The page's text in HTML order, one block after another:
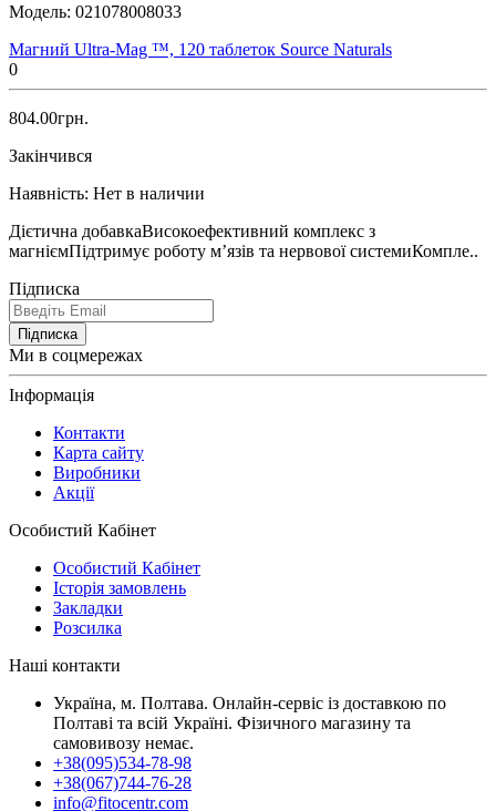
Модель: 021078008033
Магний Ultra-Mag ™, 120 таблеток Source Naturals
0
804.00грн.
Закінчився
Наявність: Нет в наличии
Дієтична добавкаВисокоефективний комплекс з
магніємПідтримує роботу м’язів та нервової системиКомпле..
Підписка
Підписка
Ми в соцмережах
Інформація
Контакти
Карта сайту
Виробники
Акції
Особистий Кабінет
Особистий Кабінет
Історія замовлень
Закладки
Розсилка
Наші контакти
Україна, м. Полтава. Онлайн-сервіс із доставкою по
Полтаві та всій Україні. Фізичного магазину та
самовивозу немає.
+38(095)534-78-98
+38(067)744-76-28
info@fitocentr.com